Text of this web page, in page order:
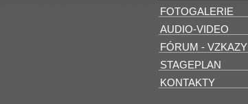
FOTOGALERIE
AUDIO-VIDEO
FÓRUM - VZKAZY
STAGEPLAN
KONTAKTY